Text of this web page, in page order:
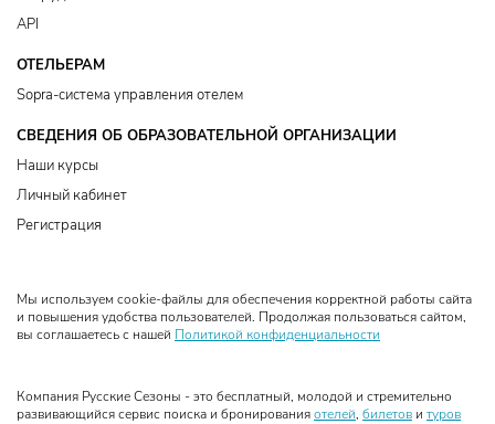
API
ОТЕЛЬЕРАМ
Sopra-система управления отелем
СВЕДЕНИЯ ОБ ОБРАЗОВАТЕЛЬНОЙ ОРГАНИЗАЦИИ
Наши курсы
Личный кабинет
Регистрация
Мы используем cookie-файлы для обеспечения корректной работы сайта
и повышения удобства пользователей. Продолжая пользоваться сайтом,
вы соглашаетесь с нашей Политикой конфиденциальности
Компания Русские Сезоны - это бесплатный, молодой и стремительно
развивающийся сервис поиска и бронирования отелей билетов и туров